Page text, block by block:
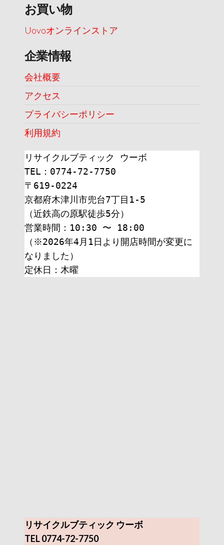
お買い物
Uovoオンラインストア
企業情報
会社概要
アクセス
プライバシーポリシー
利用規約
リサイクルブティック ウーボ
TEL：0774-72-7750
〒619-0224
京都府木津川市兜台7丁目1-5
（近鉄高の原駅徒歩5分）
営業時間：10:30 〜 18:00
（※2026年4月1日より開店時間が変更に
なりました）
定休日：木曜
リサイクルブティック ウーボ
TEL 0774-72-7750